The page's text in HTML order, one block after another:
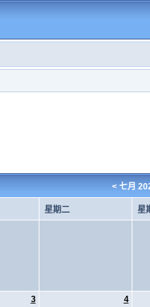
< 七月
星期二 星
3
4